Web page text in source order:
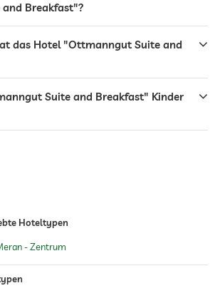
Frühstück auf dem Zimmer
Breakfast"?
das Hotel "Ottmanngut Suite and
Suite and Breakfast" Kinder
Hoteltypen
- Zentrum